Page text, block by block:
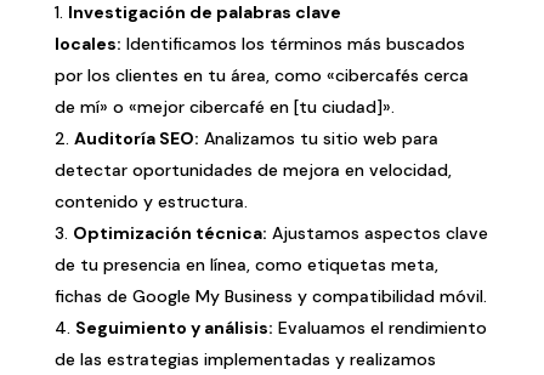
Investigación de palabras clave
locales: Identificamos los términos más buscados
por los clientes en tu área, como «cibercafés cerca
de mí» o «mejor cibercafé en [tu ciudad]».
Auditoría SEO: Analizamos tu sitio web para
detectar oportunidades de mejora en velocidad,
contenido y estructura.
Optimización técnica: Ajustamos aspectos clave
de tu presencia en línea, como etiquetas meta,
fichas de Google My Business y compatibilidad móvil.
Seguimiento y análisis: Evaluamos el rendimiento
de las estrategias implementadas y realizamos